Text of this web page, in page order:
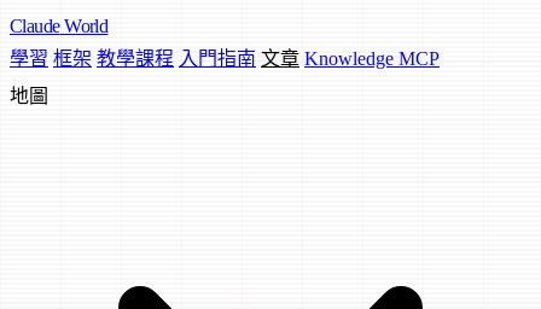
Claude World
學習 框架 教學課程 入門指南 文章 Knowledge MCP
地圖